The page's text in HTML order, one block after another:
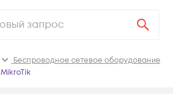
Беспроводное сетевое оборудование
MikroTik